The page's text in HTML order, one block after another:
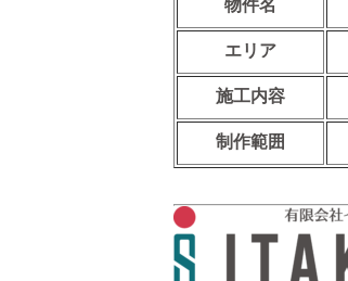
物件名
エリア
施工内容
制作範囲